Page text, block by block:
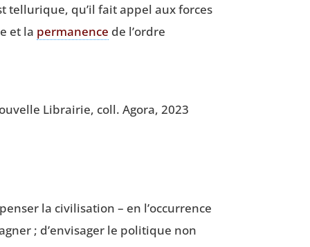
tel­lu­rique, qu’il fait appel aux forces
et la per­ma­nence de l’ordre
Librai­rie, coll. Ago­ra, 2023
la civi­li­sa­tion – en l’occurrence
; d’envisager le poli­tique non